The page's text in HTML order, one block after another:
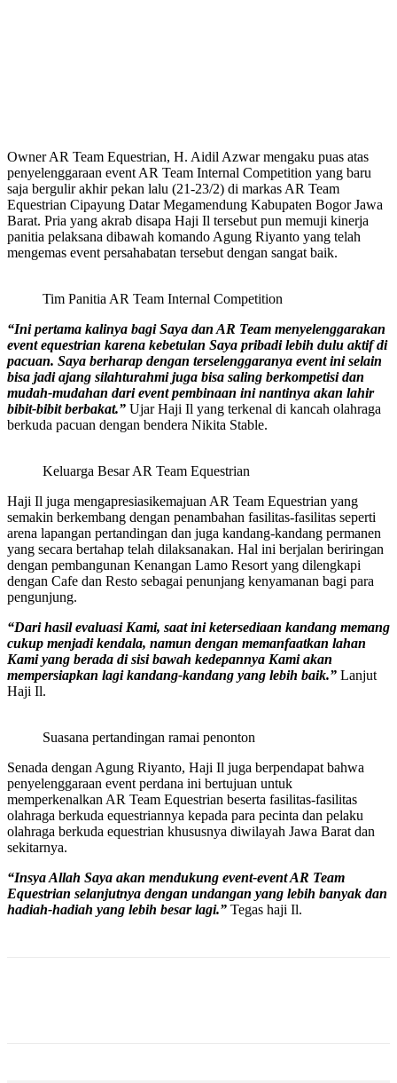
Owner AR Team Equestrian, H. Aidil Azwar mengaku puas atas
penyelenggaraan event AR Team Internal Competition yang baru
saja bergulir akhir pekan lalu (21-23/2) di markas AR Team
Equestrian Cipayung Datar Megamendung Kabupaten Bogor Jawa
Barat. Pria yang akrab disapa Haji Il tersebut pun memuji kinerja
panitia pelaksana dibawah komando Agung Riyanto yang telah
mengemas event persahabatan tersebut dengan sangat baik.
Tim Panitia AR Team Internal Competition
“Ini pertama kalinya bagi Saya dan AR Team menyelenggarakan
event equestrian karena kebetulan Saya pribadi lebih dulu aktif di
pacuan. Saya berharap dengan terselenggaranya event ini selain
bisa jadi ajang silahturahmi juga bisa saling berkompetisi dan
mudah-mudahan dari event pembinaan ini nantinya akan lahir
bibit-bibit berbakat.” Ujar Haji Il yang terkenal di kancah olahraga
berkuda pacuan dengan bendera Nikita Stable.
Keluarga Besar AR Team Equestrian
Haji Il juga mengapresiasikemajuan AR Team Equestrian yang
semakin berkembang dengan penambahan fasilitas-fasilitas seperti
arena lapangan pertandingan dan juga kandang-kandang permanen
yang secara bertahap telah dilaksanakan. Hal ini berjalan beriringan
dengan pembangunan Kenangan Lamo Resort yang dilengkapi
dengan Cafe dan Resto sebagai penunjang kenyamanan bagi para
pengunjung.
“Dari hasil evaluasi Kami, saat ini ketersediaan kandang memang
cukup menjadi kendala, namun dengan memanfaatkan lahan
Kami yang berada di sisi bawah kedepannya Kami akan
mempersiapkan lagi kandang-kandang yang lebih baik.” Lanjut
Haji Il.
Suasana pertandingan ramai penonton
Senada dengan Agung Riyanto, Haji Il juga berpendapat bahwa
penyelenggaraan event perdana ini bertujuan untuk
memperkenalkan AR Team Equestrian beserta fasilitas-fasilitas
olahraga berkuda equestriannya kepada para pecinta dan pelaku
olahraga berkuda equestrian khususnya diwilayah Jawa Barat dan
sekitarnya.
“Insya Allah Saya akan mendukung event-event AR Team
Equestrian selanjutnya dengan undangan yang lebih banyak dan
hadiah-hadiah yang lebih besar lagi.” Tegas haji Il.